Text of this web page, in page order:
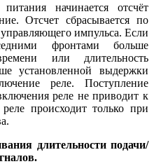
начинается отсчёт
Отсчет сбрасывается по
импульса. Если
фронтами больше
или длительность
установленной выдержки
реле. Поступление
реле не приводит к
происходит только при
длительности подачи/